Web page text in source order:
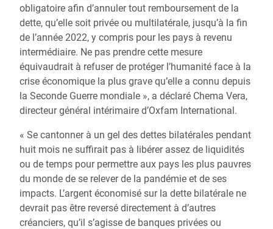
obligatoire afin d’annuler tout remboursement de la
dette, qu’elle soit privée ou multilatérale, jusqu’à la fin
de l’année 2022, y compris pour les pays à revenu
intermédiaire. Ne pas prendre cette mesure
équivaudrait à refuser de protéger l’humanité face à la
crise économique la plus grave qu’elle a connu depuis
la Seconde Guerre mondiale », a déclaré Chema Vera,
directeur général intérimaire d’Oxfam International.
« Se cantonner à un gel des dettes bilatérales pendant
huit mois ne suffirait pas à libérer assez de liquidités
ou de temps pour permettre aux pays les plus pauvres
du monde de se relever de la pandémie et de ses
impacts. L’argent économisé sur la dette bilatérale ne
devrait pas être reversé directement à d’autres
créanciers, qu’il s’agisse de banques privées ou